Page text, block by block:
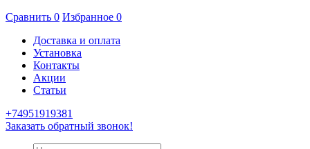
Сравнить 0 Избранное 0
Доставка и оплата
Установка
Контакты
Акции
Статьи
+74951919381
Заказать обратный звонок!